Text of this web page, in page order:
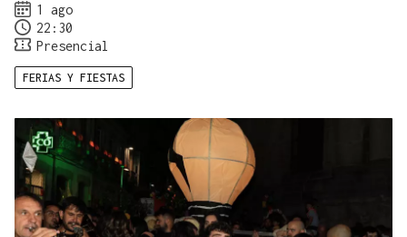
1 ago
22:30
Presencial
FERIAS Y FIESTAS